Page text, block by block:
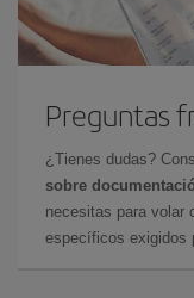
Preguntas
¿Tienes dudas?
sobre
necesitas para volar
específicos exigidos